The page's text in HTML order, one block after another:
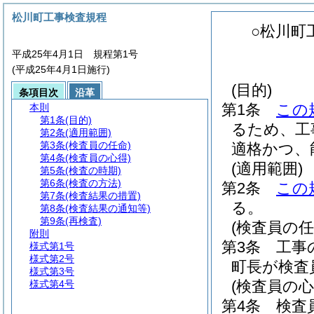
○松川町
(目的)
第1条
この
るため、
適格かつ
(適用範囲)
第2条
この
る。
(検査員の
第3条
工事
町長が検
(検査員の
第4条
検査
松川町工事検査規程
平成25年4月1日 規程第1号
(平成25年4月1日施行)
条項目次
沿革
本則
第1条(目的)
第2条(適用範囲)
第3条(検査員の任命)
第4条(検査員の心得)
第5条(検査の時期)
第6条(検査の方法)
第7条(検査結果の措置)
第8条(検査結果の通知等)
第9条(再検査)
附則
様式第1号
様式第2号
様式第3号
様式第4号